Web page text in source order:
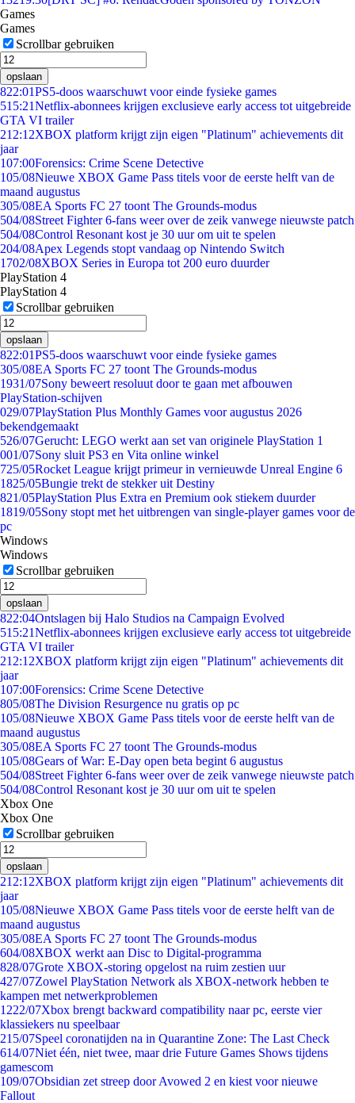
Games
Games
Scrollbar gebruiken
opslaan
822:01PS5-doos waarschuwt voor einde fysieke games
515:21Netflix-abonnees krijgen exclusieve early access tot uitgebreide
GTA VI trailer
212:12XBOX platform krijgt zijn eigen "Platinum" achievements dit
jaar
107:00Forensics: Crime Scene Detective
105/08Nieuwe XBOX Game Pass titels voor de eerste helft van de
maand augustus
305/08EA Sports FC 27 toont The Grounds-modus
504/08Street Fighter 6-fans weer over de zeik vanwege nieuwste patch
504/08Control Resonant kost je 30 uur om uit te spelen
204/08Apex Legends stopt vandaag op Nintendo Switch
1702/08XBOX Series in Europa tot 200 euro duurder
PlayStation 4
PlayStation 4
Scrollbar gebruiken
opslaan
822:01PS5-doos waarschuwt voor einde fysieke games
305/08EA Sports FC 27 toont The Grounds-modus
1931/07Sony beweert resoluut door te gaan met afbouwen
PlayStation-schijven
029/07PlayStation Plus Monthly Games voor augustus 2026
bekendgemaakt
526/07Gerucht: LEGO werkt aan set van originele PlayStation 1
001/07Sony sluit PS3 en Vita online winkel
725/05Rocket League krijgt primeur in vernieuwde Unreal Engine 6
1825/05Bungie trekt de stekker uit Destiny
821/05PlayStation Plus Extra en Premium ook stiekem duurder
1819/05Sony stopt met het uitbrengen van single-player games voor de
pc
Windows
Windows
Scrollbar gebruiken
opslaan
822:04Ontslagen bij Halo Studios na Campaign Evolved
515:21Netflix-abonnees krijgen exclusieve early access tot uitgebreide
GTA VI trailer
212:12XBOX platform krijgt zijn eigen "Platinum" achievements dit
jaar
107:00Forensics: Crime Scene Detective
805/08The Division Resurgence nu gratis op pc
105/08Nieuwe XBOX Game Pass titels voor de eerste helft van de
maand augustus
305/08EA Sports FC 27 toont The Grounds-modus
105/08Gears of War: E-Day open beta begint 6 augustus
504/08Street Fighter 6-fans weer over de zeik vanwege nieuwste patch
504/08Control Resonant kost je 30 uur om uit te spelen
Xbox One
Xbox One
Scrollbar gebruiken
opslaan
212:12XBOX platform krijgt zijn eigen "Platinum" achievements dit
jaar
105/08Nieuwe XBOX Game Pass titels voor de eerste helft van de
maand augustus
305/08EA Sports FC 27 toont The Grounds-modus
604/08XBOX werkt aan Disc to Digital-programma
828/07Grote XBOX-storing opgelost na ruim zestien uur
427/07Zowel PlayStation Network als XBOX-network hebben te
kampen met netwerkproblemen
1222/07Xbox brengt backward compatibility naar pc, eerste vier
klassiekers nu speelbaar
215/07Speel coronatijden na in Quarantine Zone: The Last Check
614/07Niet één, niet twee, maar drie Future Games Shows tijdens
gamescom
109/07Obsidian zet streep door Avowed 2 en kiest voor nieuwe
Fallout